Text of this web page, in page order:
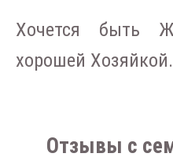
Хочется быть
хорошей
Отзывы с